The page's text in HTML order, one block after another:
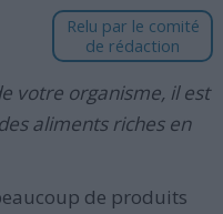
Relu par le comité
de rédaction
votre organisme, il est
aliments riches en
de produits